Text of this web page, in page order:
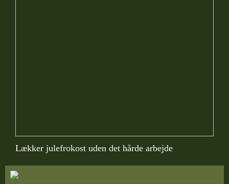
Lækker julefrokost uden det hårde arbejde